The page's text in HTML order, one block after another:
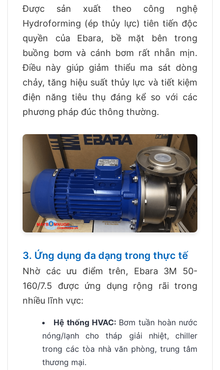
Được sản xuất theo công nghệ
Hydroforming (ép thủy lực) tiên tiến độc
quyền của Ebara, bề mặt bên trong
buồng bơm và cánh bơm rất nhẵn mịn.
Điều này giúp giảm thiểu ma sát dòng
chảy, tăng hiệu suất thủy lực và tiết kiệm
điện năng tiêu thụ đáng kể so với các
phương pháp đúc thông thường.
3. Ứng dụng đa dạng trong thực tế
Nhờ các ưu điểm trên, Ebara 3M 50-
160/7.5 được ứng dụng rộng rãi trong
nhiều lĩnh vực:
Hệ thống HVAC: Bơm tuần hoàn nước
nóng/lạnh cho tháp giải nhiệt, chiller
trong các tòa nhà văn phòng, trung tâm
thương mại.